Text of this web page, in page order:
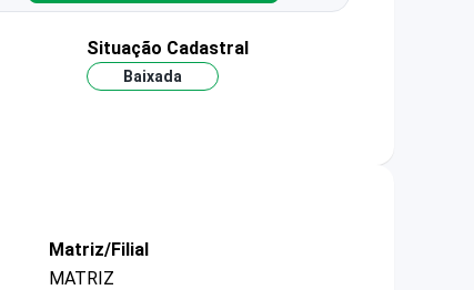
Situação Cadastral
Baixada
Matriz/Filial
MATRIZ